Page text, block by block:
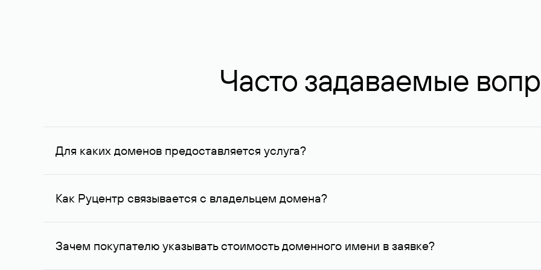
Часто задаваемые
Для каких доменов предоставляется услуга?
Услуга доступна для доменов, зарегистрированных в Руцентре и у других регистраторов. Для доменов,
Как Руцентр связывается с владельцем домена?
Для связи с владельцем домена используются его контактные данные, доступные Руцентру.
Зачем покупателю указывать стоимость доменного имени в заявке?